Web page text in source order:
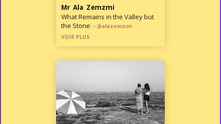
Mr Ala Zemzmi
What Remains in the Valley but
the Stone - @alazemzmi
VOIR PLUS